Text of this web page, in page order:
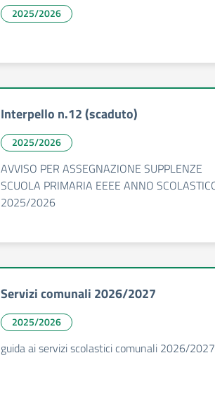
2025/2026
Interpello n.12 (scaduto)
2025/2026
AVVISO PER ASSEGNAZIONE SUPPLENZE
SCUOLA PRIMARIA EEEE ANNO
2025/2026
Servizi comunali 2026/2027
2025/2026
guida ai servizi scolastici comunali 2026/2027